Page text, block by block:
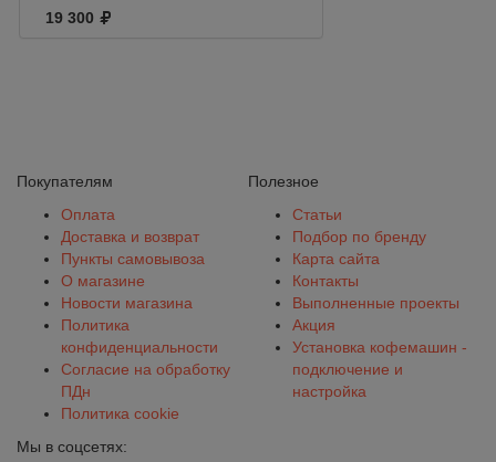
19 300
Покупателям
Оплата
Доставка и возврат
Пункты самовывоза
О магазине
Новости магазина
Политика
конфиденциальности
Согласие на обработку
ПДн
Политика cookie
Полезное
Статьи
Подбор по бренду
Карта сайта
Контакты
Выполненные проекты
Акция
Установка кофемашин -
подключение и
настройка
Мы в соцсетях: